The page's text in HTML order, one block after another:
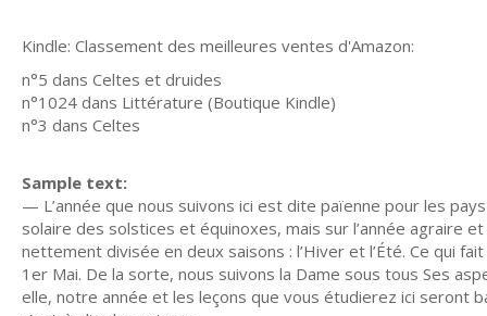
Kindle: Classement des meilleures ventes d'Amazon:
n°5 dans Celtes et druides
n°1024 dans Littérature (Boutique Kindle)
n°3 dans Celtes
Sample text:
— L’année que nous suivons ici est dite païenne pour les
solaire des solstices et équinoxes, mais sur l’année agraire
nettement divisée en deux saisons : l’Hiver et l’Été. Ce qui
1er Mai. De la sorte, nous suivons la Dame sous tous Ses
elle, notre année et les leçons que vous étudierez ici seront